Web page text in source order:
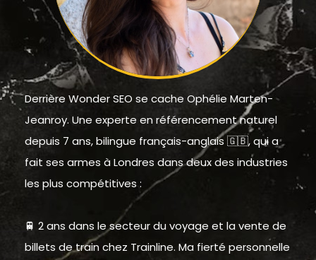
Derrière Wonder SEO se cache Ophélie Marten-
Jeanroy. Une experte en référencement naturel
depuis 7 ans, bilingue français-anglais ​​🇬🇧, qui a
fait ses armes à Londres dans deux des industries
les plus compétitives :
🚆 2 ans dans le secteur du voyage et la vente de
billets de train chez Trainline. Ma fierté personnelle